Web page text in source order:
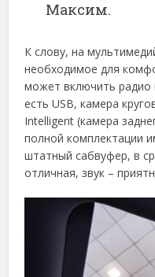
Максим.
К слову, на
необходимое для
может включить радио
есть USB, камера
Intelligent (камера
полной комплектации
штатный сабвуфер, в
отличная, звук –